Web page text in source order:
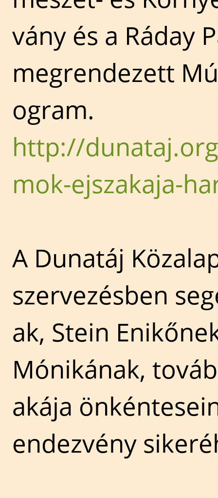
vány és a Ráday
megrendezett
ogram.
http://
mok-ejszakaja-
A Dunatáj
szervezésben
ak, Stein
Mónikának,
akája
endezvény